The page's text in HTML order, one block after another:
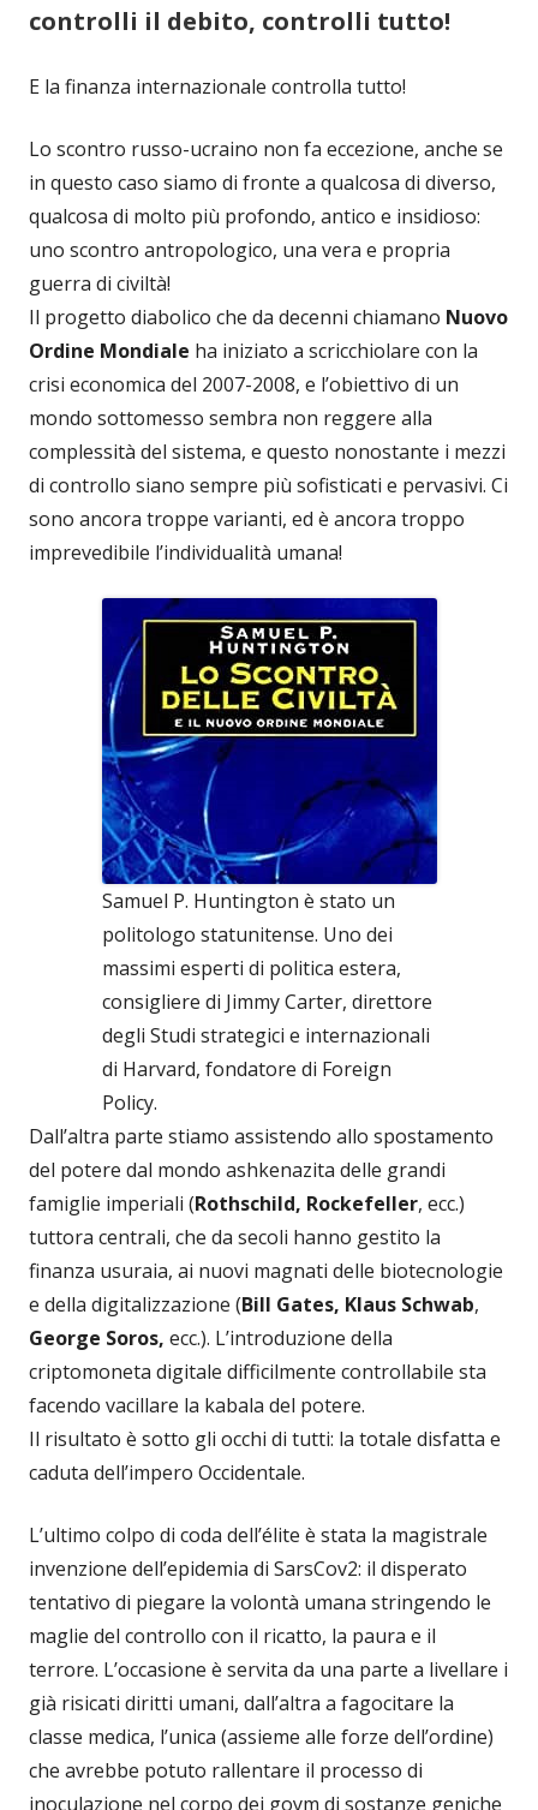
controlli il debito, controlli tutto!
E la finanza internazionale controlla tutto!
Lo scontro russo-ucraino non fa eccezione, anche se
in questo caso siamo di fronte a qualcosa di diverso,
qualcosa di molto più profondo, antico e insidioso:
uno scontro antropologico, una vera e propria
guerra di civiltà!
Il progetto diabolico che da decenni chiamano Nuovo
Ordine Mondiale ha iniziato a scricchiolare con la
crisi economica del 2007-2008, e l’obiettivo di un
mondo sottomesso sembra non reggere alla
complessità del sistema, e questo nonostante i mezzi
di controllo siano sempre più sofisticati e pervasivi. Ci
sono ancora troppe varianti, ed è ancora troppo
imprevedibile l’individualità umana!
Samuel P. Huntington è stato un
politologo statunitense. Uno dei
massimi esperti di politica estera,
consigliere di Jimmy Carter, direttore
degli Studi strategici e internazionali
di Harvard, fondatore di Foreign
Policy.
Dall’altra parte stiamo assistendo allo spostamento
del potere dal mondo ashkenazita delle grandi
famiglie imperiali (Rothschild, Rockefeller, ecc.)
tuttora centrali, che da secoli hanno gestito la
finanza usuraia, ai nuovi magnati delle biotecnologie
e della digitalizzazione (Bill Gates, Klaus Schwab,
George Soros, ecc.). L’introduzione della
criptomoneta digitale difficilmente controllabile sta
facendo vacillare la kabala del potere.
Il risultato è sotto gli occhi di tutti: la totale disfatta e
caduta dell’impero Occidentale.
L’ultimo colpo di coda dell’élite è stata la magistrale
invenzione dell’epidemia di SarsCov2: il disperato
tentativo di piegare la volontà umana stringendo le
maglie del controllo con il ricatto, la paura e il
terrore. L’occasione è servita da una parte a livellare i
già risicati diritti umani, dall’altra a fagocitare la
classe medica, l’unica (assieme alle forze dell’ordine)
che avrebbe potuto rallentare il processo di
inoculazione nel corpo dei goym di sostanze geniche